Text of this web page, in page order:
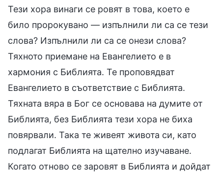
Тези хора винаги се ровят в това, което е
било пророкувано — изпълнили ли са се тези
слова? Изпълнили ли са се онези слова?
Тяхното приемане на Евангелието е в
хармония с Библията. Те проповядват
Евангелието в съответствие с Библията.
Тяхната вяра в Бог се основава на думите от
Библията, без Библията тези хора не биха
повярвали. Така те живеят живота си, като
подлагат Библията на щателно изучаване.
Когато отново се заровят в Библията и дойдат